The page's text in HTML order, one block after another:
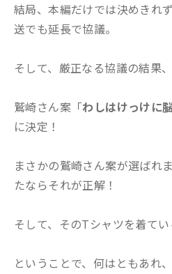
結局、本編だけでは決めきれ
送でも延長で協議。
そして、厳正なる協議の結果
鷲崎さん案「わしはけっけに
に決定！
まさかの鷲崎さん案が選ばれ
たならそれが正解！
そして、そのTシャツを着て
ということで、何はともあれ